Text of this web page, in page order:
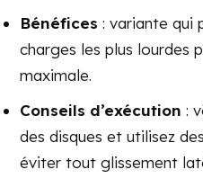
Bénéfices : variante qui
charges les plus lourdes
maximale.
Conseils d’exécution :
des disques et utilisez
éviter tout glissement